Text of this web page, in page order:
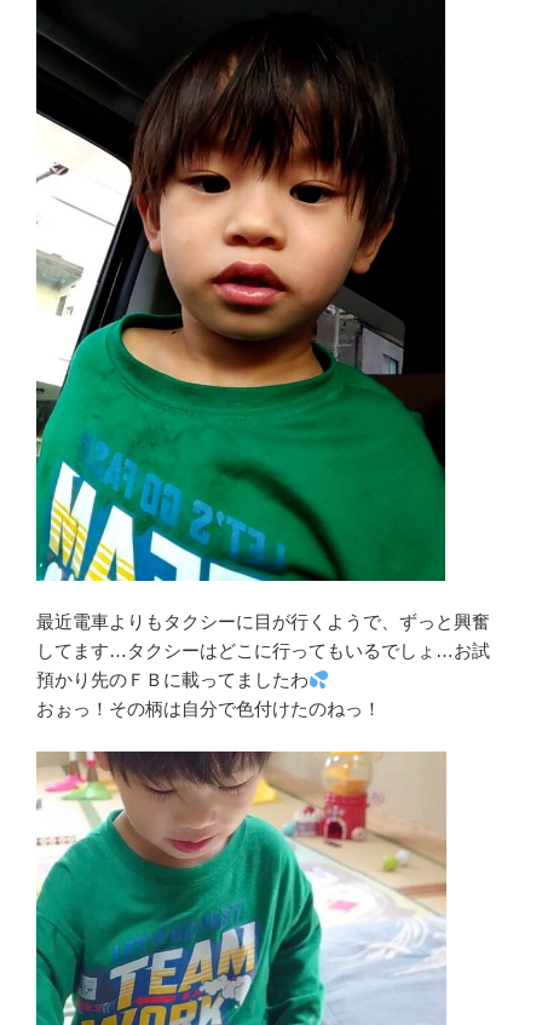
最近電車よりもタクシーに目が行くようで、ずっと興奮
してます…タクシーはどこに行ってもいるでしょ…お試
預かり先のＦＢに載ってましたわ
おぉっ！その柄は自分で色付けたのねっ！